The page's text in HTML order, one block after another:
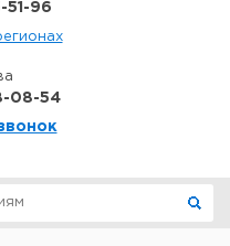
51-96
08-54